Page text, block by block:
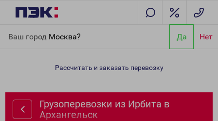
Ваш город Москва? Да Нет
Архангельск
Рассчитать и заказать перевозку
Грузоперевозки из Ирбита в
Архангельск